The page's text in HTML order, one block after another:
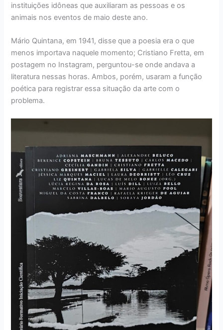
instituições idôneas que auxiliaram as pessoas e os
animais nos eventos de maio deste ano.
Mário Quintana, em 1941, disse que a poesia era o que
menos importava naquele momento; Cristiano Fretta, em
postagem no Instagram, perguntou-se onde andava a
literatura nessas horas. Ambos, porém, usaram a função
poética para registrar essa situação da arte com o
problema.